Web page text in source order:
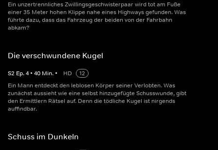
Ein unzertrennliches Zwillingsgeschwisterpaar wird tot am Fuße
einer 35 Meter hohen Klippe nahe eines Highways gefunden. Was
führte dazu, dass das Fahrzeug der beiden von der Fahrbahn
abkam?
Die verschwundene Kugel
S2 Ep.4 • 40 Min. • HD
12
Ein Mann entdeckt den leblosen Körper seiner Verlobten. Was
zunächst aussieht wie eine selbst hinzugefügte Schusswunde, gibt
den Ermittlern Rätsel auf. Denn die tödliche Kugel ist nirgends
auffindbar.
Schuss im Dunkeln